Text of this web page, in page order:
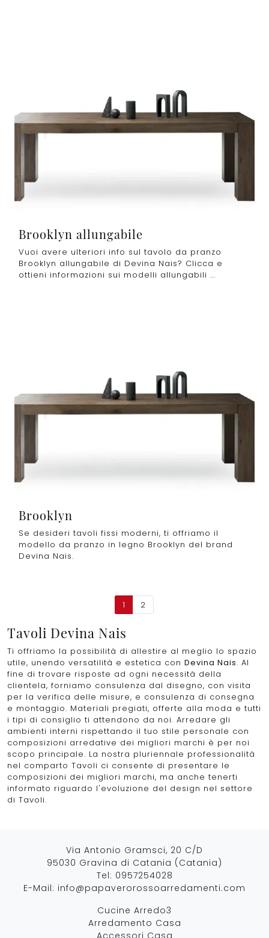
Brooklyn allungabile
Vuoi avere ulteriori info sul tavolo da pranzo
Brooklyn allungabile di Devina Nais? Clicca e
ottieni informazioni sui modelli allungabili ...
Brooklyn
Se desideri tavoli fissi moderni, ti offriamo il
modello da pranzo in legno Brooklyn del brand
Devina Nais.
1 2
Tavoli Devina Nais
Ti offriamo la possibilità di allestire al meglio lo spazio
utile, unendo versatilità e estetica con Devina Nais. Al
fine di trovare risposte ad ogni necessità della
clientela, forniamo consulenza dal disegno, con visita
per la verifica delle misure, e consulenza di consegna
e montaggio. Materiali pregiati, offerte alla moda e tutti
i tipi di consiglio ti attendono da noi. Arredare gli
ambienti interni rispettando il tuo stile personale con
composizioni arredative dei migliori marchi è per noi
scopo principale. La nostra pluriennale professionalità
nel comparto Tavoli ci consente di presentare le
composizioni dei migliori marchi, ma anche tenerti
informato riguardo l'evoluzione del design nel settore
di Tavoli.
Via Antonio Gramsci, 20 C/D
95030 Gravina di Catania (Catania)
Tel: 0957254028
E-Mail: info@papaverorossoarredamenti.com
Cucine Arredo3
Arredamento Casa
Accessori Casa